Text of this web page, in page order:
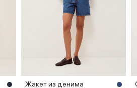
Жакет из денима